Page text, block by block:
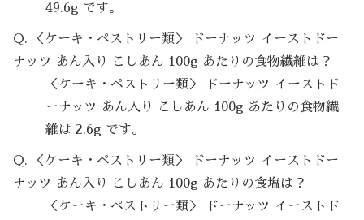
49.6g です。
Q. ＜ケーキ・ペストリー類＞ ドーナッツ イーストドー
ナッツ あん入り こしあん 100g あたりの食物繊維は？
＜ケーキ・ペストリー類＞ ドーナッツ イーストド
ーナッツ あん入り こしあん 100g あたりの食物繊
維は 2.6g です。
Q. ＜ケーキ・ペストリー類＞ ドーナッツ イーストドー
ナッツ あん入り こしあん 100g あたりの食塩は？
＜ケーキ・ペストリー類＞ ドーナッツ イーストド